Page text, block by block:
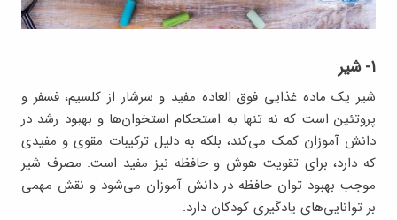
1- شیر
شیر یک ماده غذایی فوق العاده مفید و سرشار از کلسیم، فسفر و
پروتئین است که نه تنها به استحکام استخوان‌ها و بهبود رشد در
دانش آموزان کمک می‌کند، بلکه به دلیل ترکیبات مقوی و مفیدی
که دارد، برای تقویت هوش و حافظه نیز مفید است. مصرف شیر
موجب بهبود توان حافظه در دانش آموزان می‌شود و نقش مهمی
بر توانایی‌های یادگیری کودکان دارد.